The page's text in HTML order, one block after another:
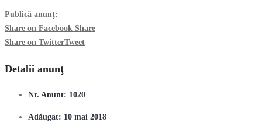
Publică anunţ:
Share on Facebook Share
Share on TwitterTweet
Detalii anunţ
Nr. Anunt: 1020
Adăugat: 10 mai 2018